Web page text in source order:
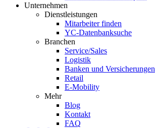
Unternehmen
Dienstleistungen
Mitarbeiter finden
YC-Datenbanksuche
Branchen
Service/Sales
Logistik
Banken und Versicherungen
Retail
E-Mobility
Mehr
Blog
Kontakt
FAQ